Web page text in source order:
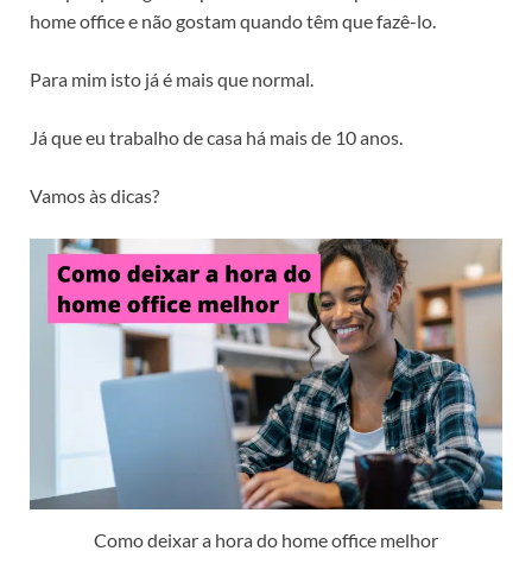
home office e não gostam quando têm que fazê-lo.
Para mim isto já é mais que normal.
Já que eu trabalho de casa há mais de 10 anos.
Vamos às dicas?
Como deixar a hora do home office melhor